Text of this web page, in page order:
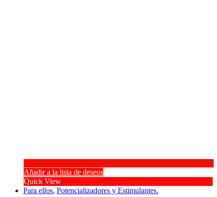
Añadir a la lista de deseos
Quick View
Para ellos, Potencializadores y Estimulantes.